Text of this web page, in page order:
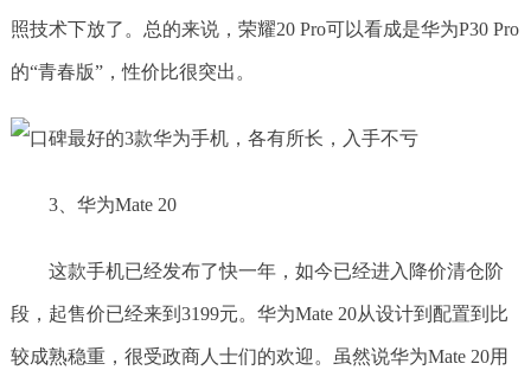
照技术下放了。总的来说，荣耀20 Pro可以看成是华为P30 Pro
的“青春版”，性价比很突出。
3、华为Mate 20
这款手机已经发布了快一年，如今已经进入降价清仓阶
段，起售价已经来到3199元。华为Mate 20从设计到配置到比
较成熟稳重，很受政商人士们的欢迎。虽然说华为Mate 20用